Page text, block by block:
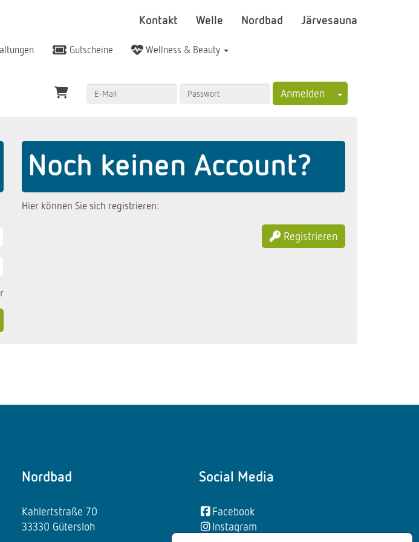
Kontakt Welle Nordbad Järvesauna
Gutscheine Wellness & Beauty
Anmelden Toggle Dropdown
Noch keinen Account?
Hier können Sie sich registrieren:
Registrieren
Nordbad
Kahlertstraße 70
33330 Gütersloh
Social Media
Facebook
Instagram